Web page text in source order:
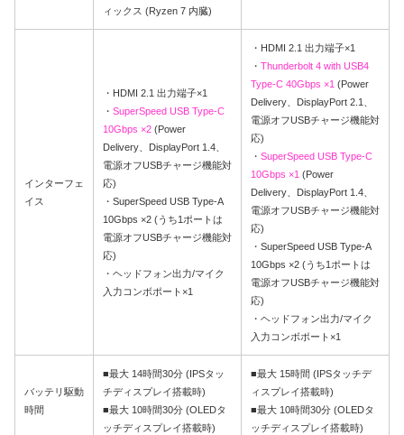
ィックス (Ryzen 7 内臓)
インターフェ
イス
・HDMI 2.1 出力端子×1
・ SuperSpeed USB Type-C
10Gbps ×2 (Power
Delivery、DisplayPort 1.4、
電源オフUSBチャージ機能対
応)
・SuperSpeed USB Type-A
10Gbps ×2 (うち1ポートは
電源オフUSBチャージ機能対
応)
・ヘッドフォン出力/マイク
入力コンボポート×1
・HDMI 2.1 出力端子×1
・ Thunderbolt 4 with USB4
Type-C 40Gbps ×1 (Power
Delivery、DisplayPort 2.1、
電源オフUSBチャージ機能対
応)
・ SuperSpeed USB Type-C
10Gbps ×1 (Power
Delivery、DisplayPort 1.4、
電源オフUSBチャージ機能対
応)
・SuperSpeed USB Type-A
10Gbps ×2 (うち1ポートは
電源オフUSBチャージ機能対
応)
・ヘッドフォン出力/マイク
入力コンボポート×1
バッテリ駆動
時間
■最大 14時間30分 (IPSタッ
チディスプレイ搭載時)
■最大 10時間30分 (OLEDタ
ッチディスプレイ搭載時)
■最大 15時間 (IPSタッチデ
ィスプレイ搭載時)
■最大 10時間30分 (OLEDタ
ッチディスプレイ搭載時)